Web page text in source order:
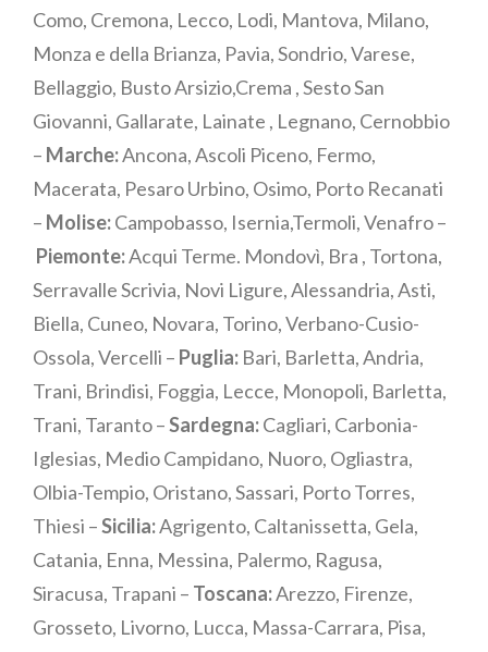
Como, Cremona, Lecco, Lodi, Mantova, Milano,
Monza e della Brianza, Pavia, Sondrio, Varese,
Bellaggio, Busto Arsizio,Crema , Sesto San
Giovanni, Gallarate, Lainate , Legnano, Cernobbio
– Marche:Ancona, Ascoli Piceno, Fermo,
Macerata, Pesaro Urbino, Osimo, Porto Recanati
– Molise:Campobasso, Isernia,Termoli, Venafro –
Piemonte:Acqui Terme. Mondovì, Bra , Tortona,
Serravalle Scrivia, Novi Ligure, Alessandria, Asti,
Biella, Cuneo, Novara, Torino, Verbano-Cusio-
Ossola, Vercelli – Puglia: Bari, Barletta, Andria,
Trani, Brindisi, Foggia, Lecce, Monopoli, Barletta,
Trani, Taranto –Sardegna:Cagliari, Carbonia-
Iglesias, Medio Campidano, Nuoro, Ogliastra,
Olbia-Tempio, Oristano, Sassari, Porto Torres,
Thiesi –Sicilia:Agrigento, Caltanissetta, Gela,
Catania, Enna, Messina, Palermo, Ragusa,
Siracusa, Trapani – Toscana:Arezzo, Firenze,
Grosseto, Livorno, Lucca, Massa-Carrara, Pisa,